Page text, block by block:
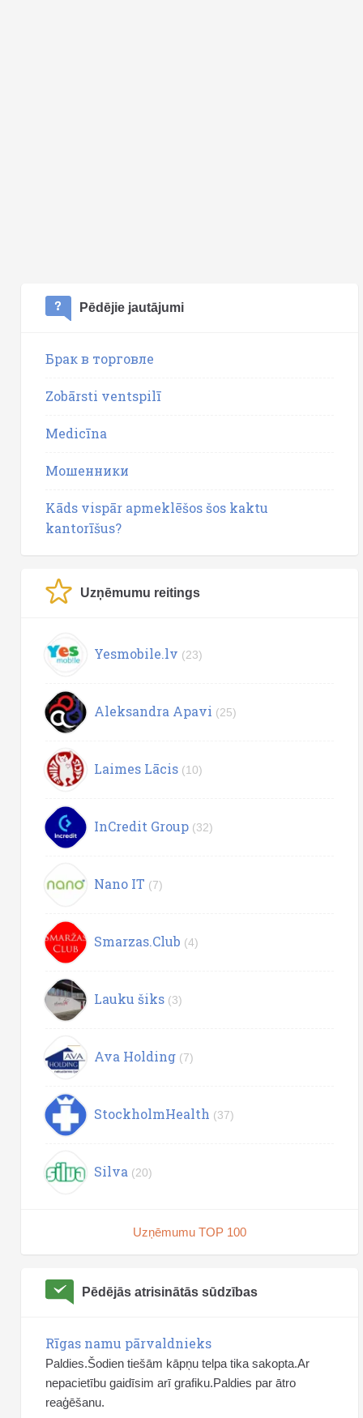
Pēdējie jautājumi
Брак в торговле
Zobārsti ventspilī
Medicīna
Мошенники
Kāds vispār apmeklēšos šos kaktu
kantorīšus?
Uzņēmumu reitings
Yesmobile.lv (23)
Aleksandra Apavi (25)
Laimes Lācis (10)
InCredit Group (32)
Nano IT (7)
Smarzas.Club (4)
Lauku šiks (3)
Ava Holding (7)
StockholmHealth (37)
Silva (20)
Uzņēmumu TOP 100
Pēdējās atrisinātās sūdzības
Rīgas namu pārvaldnieks
Paldies.Šodien tiešām kāpņu telpa tika sakopta.Ar
nepacietību gaidīsim arī grafiku.Paldies par ātro
reaģēšanu.